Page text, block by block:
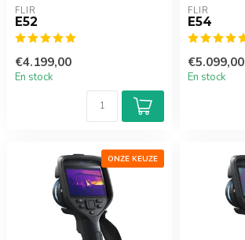
FLIR
E52
€4.199,00
En stock
FLIR
E54
€5.099,00
En stock
ONZE KEUZE